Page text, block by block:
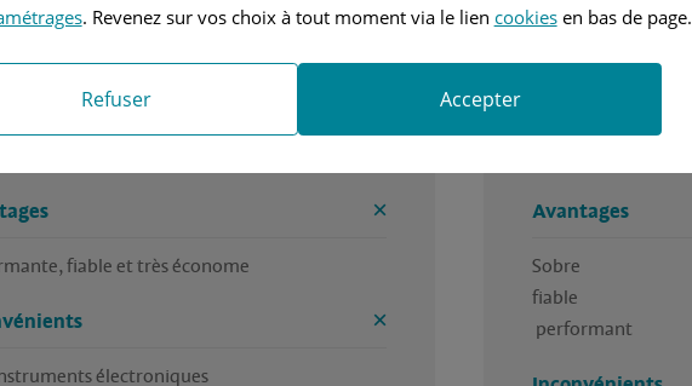
Janvier 2015
fiable et très économe
électroniques
Janvier 2015
Avantages
Sobre
fiable
performant
. Revenez sur vos choix à tout moment via le lien cookiesen bas de page.
Refuser Accepter